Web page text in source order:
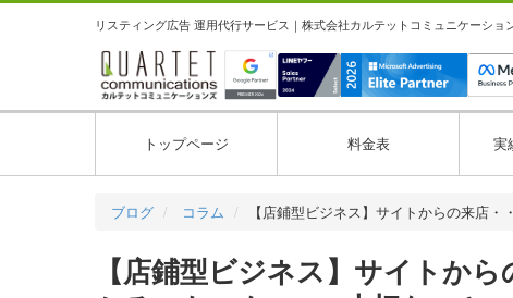
リスティング広告 運用代行サービス｜株式会社カルテットコミュニケーショ
トップページ 料金表 実
ブログ コラム 【店鋪型ビジネス】サイトからの来店・
【店鋪型ビジネス】サイトか